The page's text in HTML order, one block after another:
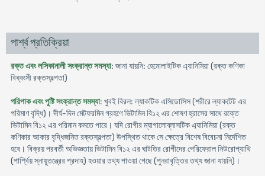
পার্শ্ব প্রতিক্রিয়া
রক্ত এবং লসিকানালী সংক্রান্ত সমস্যা: জানা যায়নি: হেমোলাইটিক এ্যানিমিয়া (রক্ত কণিকা
বিধ্বংসী রক্তস্বল্পতা)
পরিপাক এবং পুষ্টি সংক্রান্ত সমস্যা: খুবই বিরল: ল্যাকটিক এসিডোসিস (শরীরে ল্যাকটেট এর
পরিমাণ বৃদ্ধি)। দীর্ঘ-দিন মেটফরমিন গ্রহণে ভিটামিন বি১২ এর শোষণ হ্রাসের সাথে রক্তে
ভিটামিন বি১২ এর পরিমান কমতে পারে। যদি রোগীর ম্যাগালোব্লাসটিক এ্যানিমিয়া (রক্ত
কণিকার আকার বৃদ্ধিজনিত রক্তস্বল্পতা) উপস্থিত থাকে সে ক্ষেত্রে বিশেষ বিবেচনা নির্দেশিত
হবে। বিক্রয় পরবর্তী অভিজ্ঞতায় ভিটামিন বি১২ এর ঘাটতির রোগীদের পেরিফেরাল নিউরোপ্যাথি
(পার্শ্বিয় স্নায়ুতন্ত্রের প্রদাহ) হওয়ার তথ্য পাওয়া গেছে (পুনরাবৃত্তির তথ্য জানা যায়নি)।